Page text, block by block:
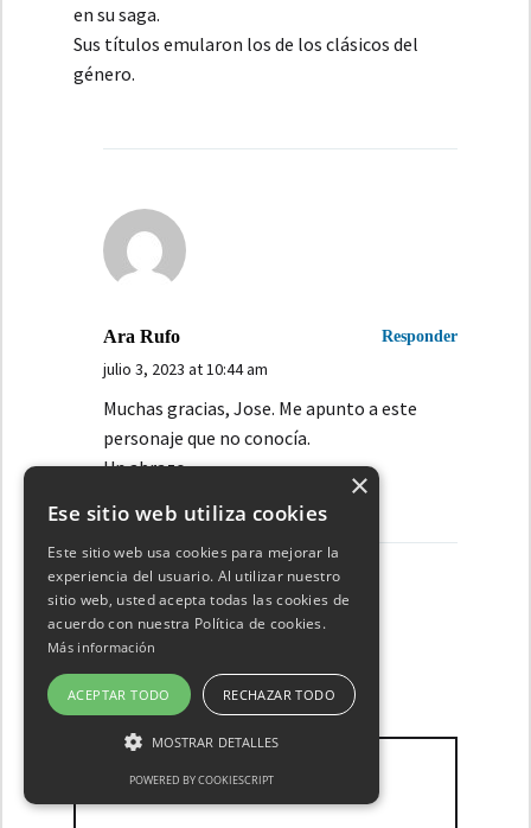
en su saga.
Sus títulos emularon los de los clásicos del
género.
Ara Rufo Responder
julio 3, 2023 at 10:44 am
Muchas gracias, Jose. Me apunto a este
personaje que no conocía.
Un abrazo
Escribe un comentario
×
Ese sitio web utiliza cookies
Este sitio web usa cookies para mejorar la
experiencia del usuario. Al utilizar nuestro
sitio web, usted acepta todas las cookies de
acuerdo con nuestra Política de cookies.
Más información
ACEPTAR TODO RECHAZAR TODO
MOSTRAR DETALLES
POWERED BY COOKIESCRIPT